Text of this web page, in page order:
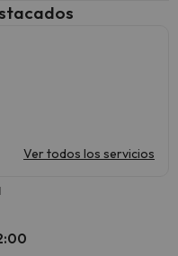
Ver todos los servicios